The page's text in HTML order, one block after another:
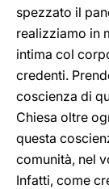
spezzato il
realizziamo in
intima col
credenti.
coscienza di
Chiesa oltre
questa
comunità, nel
Infatti, come